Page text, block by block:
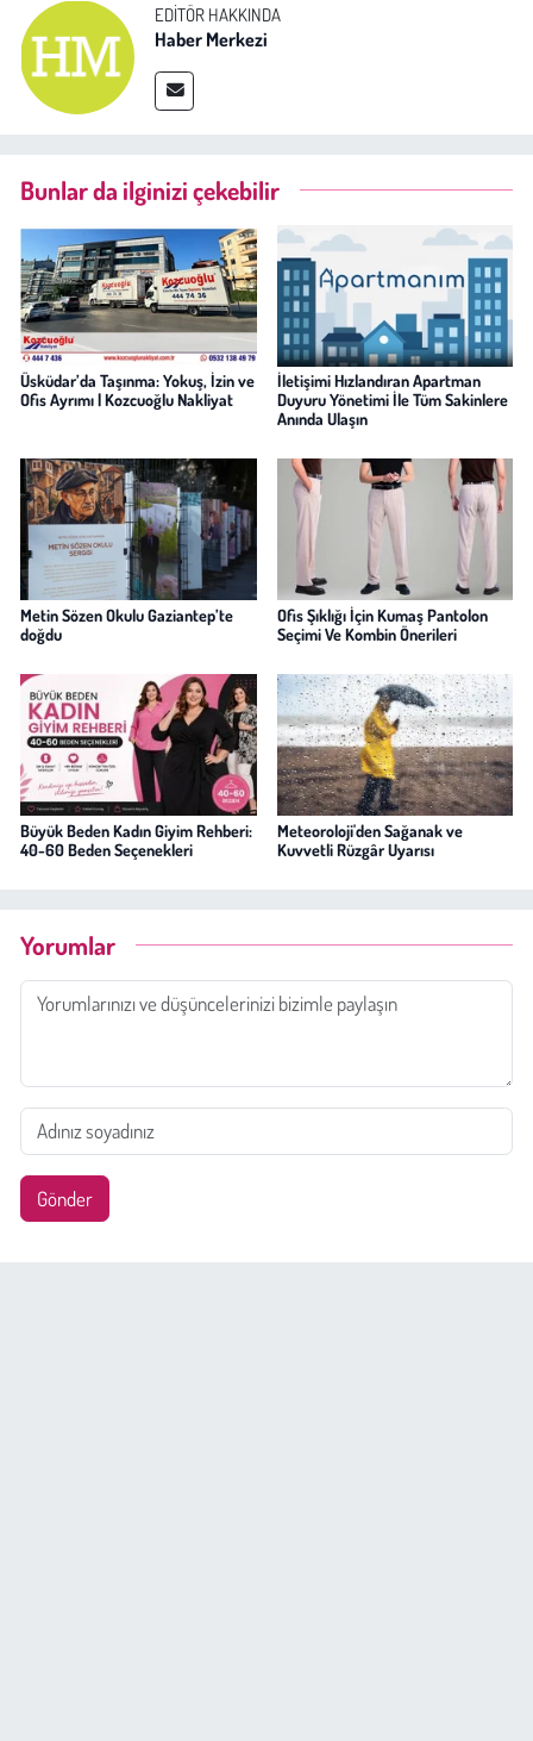
EDITÖR HAKKINDA
Haber Merkezi
Bunlar da ilginizi çekebilir
Üsküdar’da Taşınma: Yokuş, İzin ve
Ofis Ayrımı | Kozcuoğlu Nakliyat
İletişimi Hızlandıran Apartman
Duyuru Yönetimi İle Tüm Sakinlere
Anında Ulaşın
Metin Sözen Okulu Gaziantep’te
doğdu
Ofis Şıklığı İçin Kumaş Pantolon
Seçimi Ve Kombin Önerileri
Büyük Beden Kadın Giyim Rehberi:
40-60 Beden Seçenekleri
Meteoroloji'den Sağanak ve
Kuvvetli Rüzgâr Uyarısı
Yorumlar
Gönder